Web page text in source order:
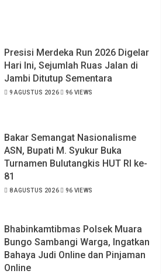
Presisi Merdeka Run 2026 Digelar
Hari Ini, Sejumlah Ruas Jalan di
Jambi Ditutup Sementara
9 AGUSTUS 2026 96 VIEWS
Bakar Semangat Nasionalisme
ASN, Bupati M. Syukur Buka
Turnamen Bulutangkis HUT RI ke-
81
8 AGUSTUS 2026 96 VIEWS
Bhabinkamtibmas Polsek Muara
Bungo Sambangi Warga, Ingatkan
Bahaya Judi Online dan Pinjaman
Online